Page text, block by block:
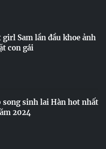
girl Sam lần đầu khoe ảnh
con gái
song sinh lai Hàn hot nhất
2024